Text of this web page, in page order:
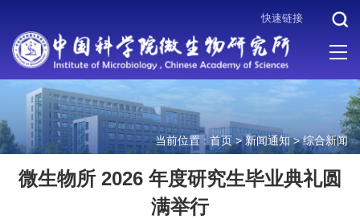
快速链接
当前位置 : 首页>新闻通知>综合新闻
微生物所 2026 年度研究生毕业典礼圆
满举行